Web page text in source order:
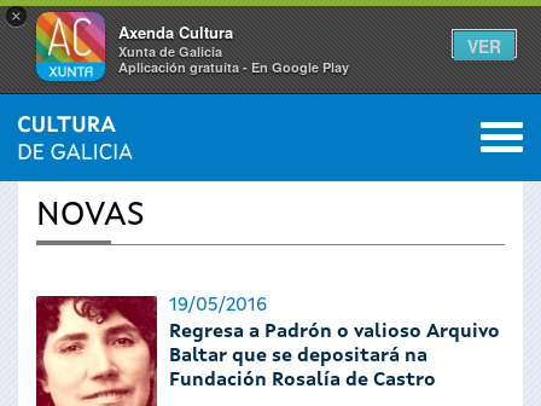
×
Axenda Cultura
Xunta de Galicia
Aplicación gratuíta - En Google Play
VER
Vostede
está
aquí
INICIO › ACTUALIDADE 0
NOVAS
19/05/2016
Regresa a Padrón o valioso Arquivo
Baltar que se depositará na
Fundación Rosalía de Castro